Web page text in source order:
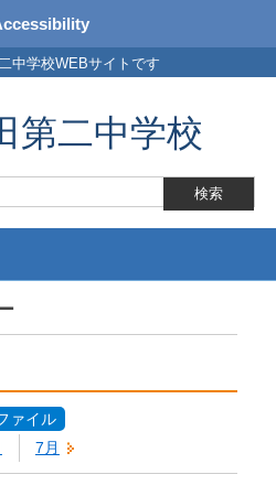
中学校WEBサイトです
第二中学校
ァイル
7月